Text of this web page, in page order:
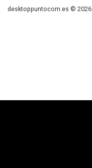
desktoppuntocom.es © 2026